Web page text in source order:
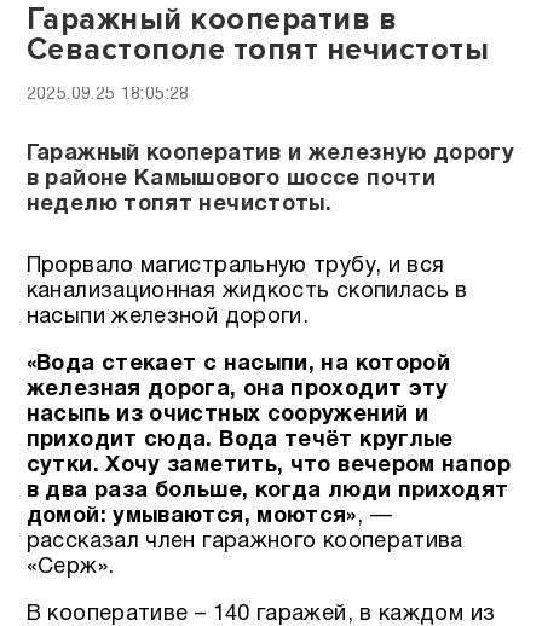
Гаражный кооператив в
Севастополе топят нечистоты
2025.09.25 18:05:28
Гаражный кооператив и железную дорогу
в районе Камышового шоссе почти
неделю топят нечистоты.
Прорвало магистральную трубу, и вся
канализационная жидкость скопилась в
насыпи железной дороги.
«Вода стекает с насыпи, на которой
железная дорога, она проходит эту
насыпь из очистных сооружений и
приходит сюда. Вода течёт круглые
сутки. Хочу заметить, что вечером напор
в два раза больше, когда люди приходят
домой: умываются, моются», —
рассказал член гаражного кооператива
«Серж».
В кооперативе – 140 гаражей, в каждом из